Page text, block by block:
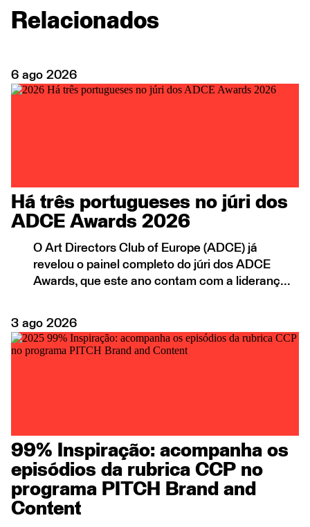
Relacionados
6 ago 2026
Há três portugueses no júri dos
ADCE Awards 2026
O Art Directors Club of Europe (ADCE) já
revelou o painel completo do júri dos ADCE
Awards, que este ano contam com a lideranç...
3 ago 2026
99% Inspiração: acompanha os
episódios da rubrica CCP no
programa PITCH Brand and
Content